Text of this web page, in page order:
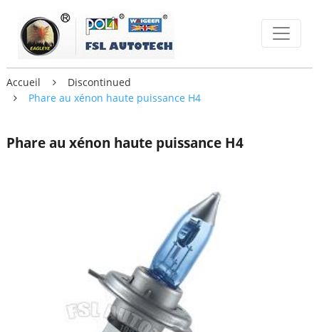
Accueil
Discontinued
Phare au xénon haute puissance H4
Phare au xénon haute puissance H4